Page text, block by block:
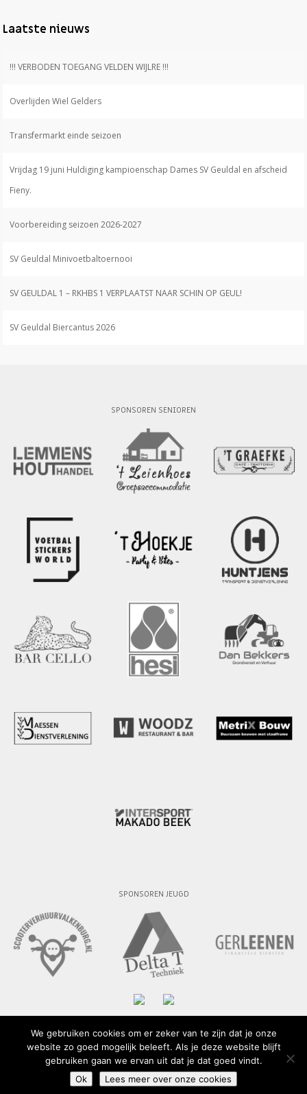
Laatste nieuws
!!! VERBODEN TOEGANG VELDEN WIJLRE !!!
Overlijden Wiel Gelders
Transfermarkt einde seizoen
Vrijdag 19 juni Huldiging kampioenschap Dames SV Geuldal en afscheid
Fieny.
Voorbereiding seizoen 2026-2027
SV Geuldal Minivoetbaltoernooi
SV GEULDAL 1 – RKHBS 1 VERPLAATST NAAR SCHIN OP GEUL!
SV Geuldal Biercantus 2026
SPONSOREN SENIOREN
SPONSOREN JEUGD
© 2015 - 2026 SV Geuldal
Privacy policy -Cookiebeleid- Website design:Ralph Souren
We gebruiken cookies om er zeker van te zijn dat je onze
website zo goed mogelijk beleeft. Als je deze website blijft
gebruiken gaan we ervan uit dat je dat goed vindt.
Ok
Lees meer over onze cookies